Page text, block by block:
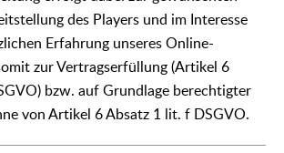
des Players und im Interesse
Erfahrung unseres Online-
zur Vertragserfüllung (Artikel 6
bzw. auf Grundlage berechtigter
von Artikel 6 Absatz 1 lit. f DSGVO.